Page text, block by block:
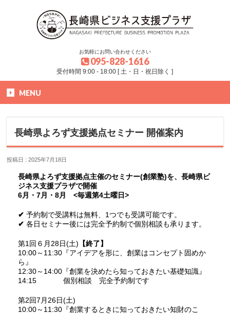
お気軽にお問い合わせください
095-828-1616
受付時間 9:00 - 18:00 [ 土・日・祝日除く ]
MENU
長崎県よろず支援拠点セミナー 開催案内
投稿日 : 2025年7月18日
長崎県よろず支援拠点主催のセミナー(創業塾)を、長崎県ビ
ジネス支援プラザで開催
6月・7月・8月 <毎週第4土曜日>
✔予約制で受講料は無料、1つでも受講可能です。
✔各日セミナー後には完全予約制で個別相談も承ります。
第1回６月28日(土) 【終了】
10:00～11:30『アイデアを形に、創業はコンセプト固めか
ら』
12:30～14:00『創業を決めたら知っておきたい基礎知識』
14:15 個別相談 完全予約制です
第2回7月26日(土)
10:00～11:30『創業するときに知っておきたい知財のこ